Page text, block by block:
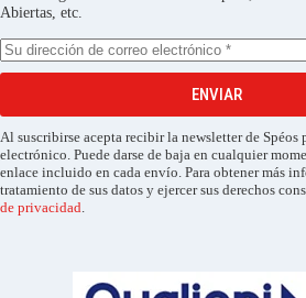
Abiertas, etc.
ENVIAR
Al suscribirse acepta recibir la newsletter de Spéos
electrónico. Puede darse de baja en cualquier
enlace incluido en cada envío. Para obtener más
tratamiento de sus datos y ejercer sus derechos
de privacidad.